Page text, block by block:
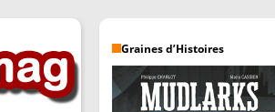
Graines d’Histoires